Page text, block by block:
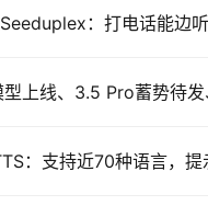
：打电话能边
上线、3.5 Pro蓄势待